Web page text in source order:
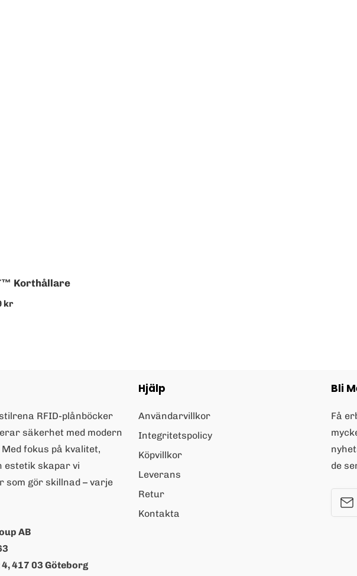
Korthållare
kr
RFID-plånböcker
säkerhet med modern
fokus på kvalitet,
estetik skapar vi
som gör skillnad – varje
AB
417 03 Göteborg
Hjälp
Användarvillkor
Integritetspolicy
Köpvillkor
Leverans
Retur
Kontakta
Bli
Få
de